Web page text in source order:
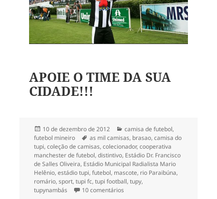
APOIE O TIME DA SUA
CIDADE!!!
Publicado
em
10 de dezembro de 2012 Categorias
camisa de futebol,
futebol mineiro
Tags
as mil camisas, brasao, camisa do
tupi, coleção de camisas, colecionador, cooperativa
manchester de futebol, distintivo, Estádio Dr. Francisco
de Salles Oliveira, Estádio Municipal Radialista Mario
Helênio, estádio tupi, futebol, mascote, rio Paraibúna,
romário, sport, tupi fc, tupi football, tupy,
tupynambás
10 comentáriosem 147- Camisa do Tupi F.C. – MG